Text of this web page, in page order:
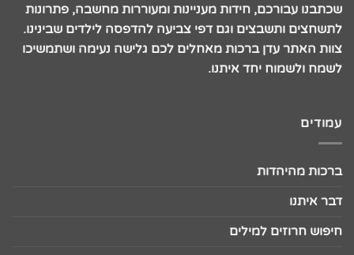
שכתבנו עבורכם, חידות מעניינות ומעוררות מחשבה, פתרונות
לתשחצים ותשבצים וגם דפי צביעה להדפסה לילדים שבינינו.
צוות האתר עדן ברכות מאחלים לכם גלישה נעימה ושתמשיכו
לשמח ולשמוח יחד איתנו.
עמודים
ברכות מהיהדות
דבר איתנו
חיפוש חרוזים למילים